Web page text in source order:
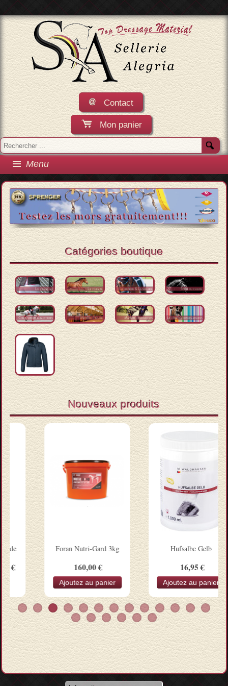
Contact
Mon panier
Menu
Catégories boutique
Nouveaux produits
Foran Nutri-Gard 3kg
160,00 €
Ajoutez au panier
Hufsalbe Gelb
16,95 €
Ajoutez au panier